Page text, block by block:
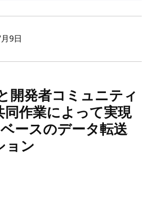
日
9日
開発者コミュニティ
同作業によって実現
ースのデータ転送
ョン